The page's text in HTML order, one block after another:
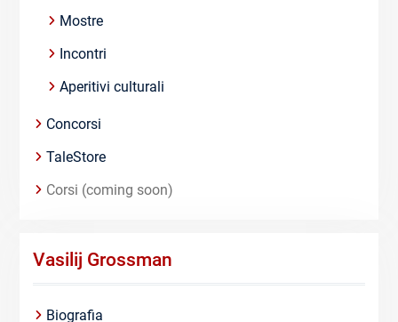
Mostre
Incontri
Aperitivi culturali
Concorsi
TaleStore
Corsi (coming soon)
Vasilij Grossman
Biografia